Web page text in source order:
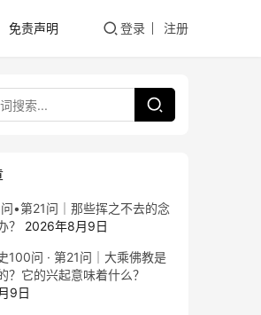
免责声明 登录 注册
•第21问｜那些挥之不去的念
？
2026年8月9日
100问 · 第21问｜大乘佛教是
？它的兴起意味着什么？
9日